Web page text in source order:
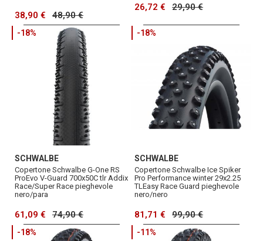
38,90 € 48,90 €
26,72 € 29,90 €
-18%
SCHWALBE
Copertone Schwalbe G-One RS
ProEvo V-Guard 700x50C tlr Addix
Race/Super Race pieghevole
nero/para
61,09 € 74,90 €
-18%
SCHWALBE
Copertone Schwalbe Ice Spiker
Pro Performance winter 29x2.25
TLEasy Race Guard pieghevole
nero/nero
81,71 € 99,90 €
-18% -11%